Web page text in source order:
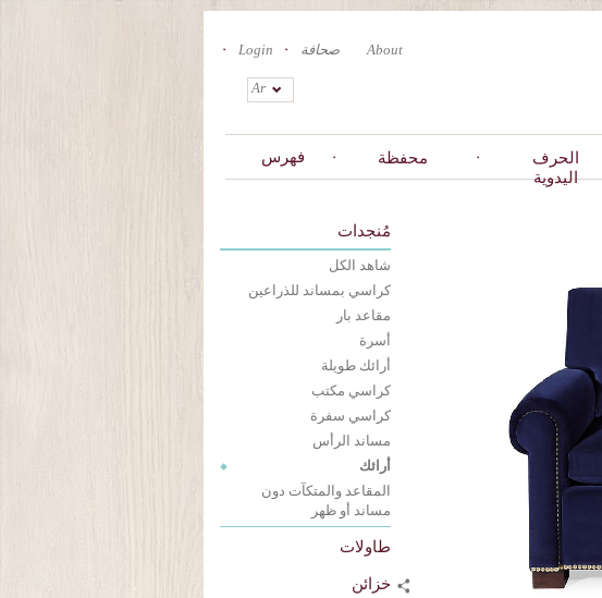
About صحافة Login
Ar
فهرس محفظة
الحرف
اليدوية
مُنجدات
شاهد الكل
كراسي بمساند للذراعين
مقاعد بار
أسرة
أرائك طويلة
كراسي مكتب
كراسي سفرة
مساند الرأس
أرائك
المقاعد والمتكآت دون
مساند أو ظهر
طاولات
خزائن